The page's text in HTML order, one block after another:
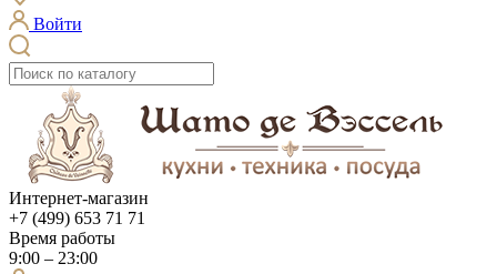
Войти
Интернет-магазин
+7 (499) 653 71 71
Время работы
9:00 – 23:00